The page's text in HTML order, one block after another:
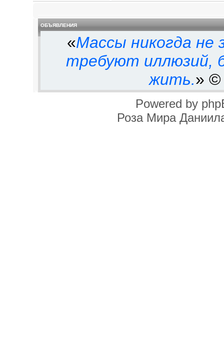
ВРЕМЯ
Часовой пояс: UTC
Текущее время: 09 авг 2026,
КТО СЕЙЧАС НА ФОРУМЕ
Сейчас посетителей на
0, 0 скрытых и гостей: 57
ОБЪЯВЛЕНИЯ
«Массы никогда
требуют иллюзий,
жить.» ©
Powered by
Роза Мира